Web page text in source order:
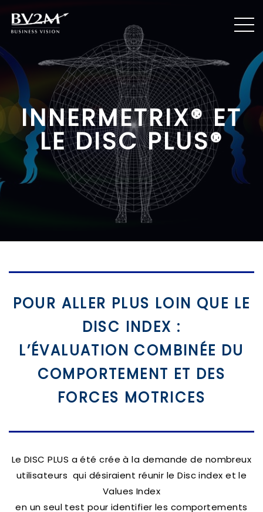
INNERMETRIX® ET
LE DISC PLUS®
POUR ALLER PLUS LOIN QUE LE
DISC INDEX :
L’ÉVALUATION COMBINÉE DU
COMPORTEMENT ET DES
FORCES MOTRICES
Le DISC PLUS a été crée à la demande de nombreux
utilisateurs qui désiraient réunir le Disc index et le
Values Index
en un seul test pour identifier les comportements